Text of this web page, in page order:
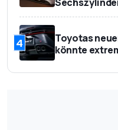
4
Toyotas
könnte